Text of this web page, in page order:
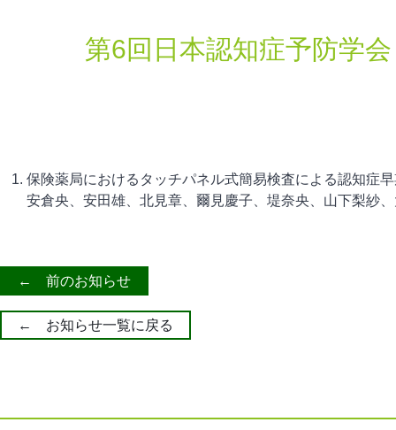
第6回日本認知症予防学
保険薬局におけるタッチパネル式簡易検査による認知症
安倉央、安田雄、北見章、爾見慶子、堤奈央、山下梨紗
← 前のお知らせ
← お知らせ一覧に戻る